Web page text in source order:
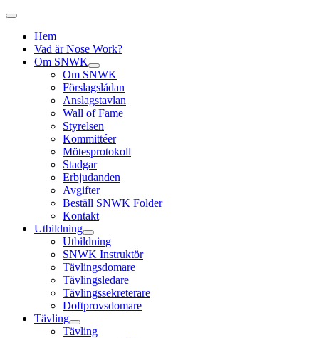
Hem
Vad är Nose Work?
Om SNWK
Om SNWK
Förslagslådan
Anslagstavlan
Wall of Fame
Styrelsen
Kommittéer
Mötesprotokoll
Stadgar
Erbjudanden
Avgifter
Beställ SNWK Folder
Kontakt
Utbildning
Utbildning
SNWK Instruktör
Tävlingsdomare
Tävlingsledare
Tävlingssekreterare
Doftprovsdomare
Tävling
Tävling